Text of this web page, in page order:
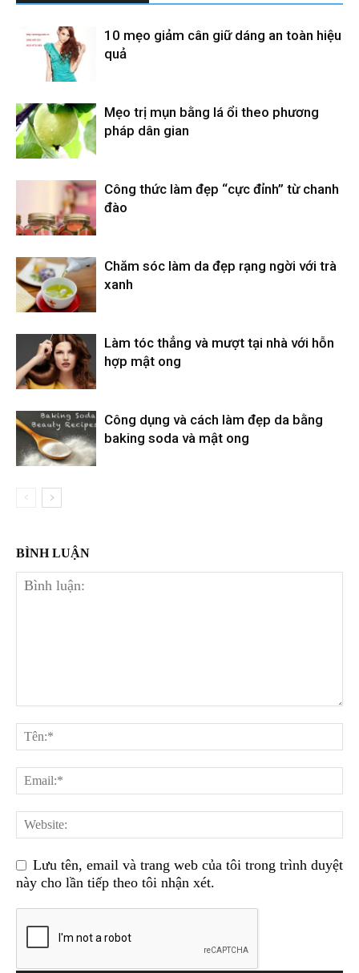
10 mẹo giảm cân giữ dáng an toàn hiệu
quả
Mẹo trị mụn bằng lá ổi theo phương
pháp dân gian
Công thức làm đẹp “cực đỉnh” từ chanh
đào
Chăm sóc làm da đẹp rạng ngời với trà
xanh
Làm tóc thẳng và mượt tại nhà với hỗn
hợp mật ong
Công dụng và cách làm đẹp da bằng
baking soda và mật ong
BÌNH LUẬN
Lưu tên, email và trang web của tôi trong trình duyệt
này cho lần tiếp theo tôi nhận xét.